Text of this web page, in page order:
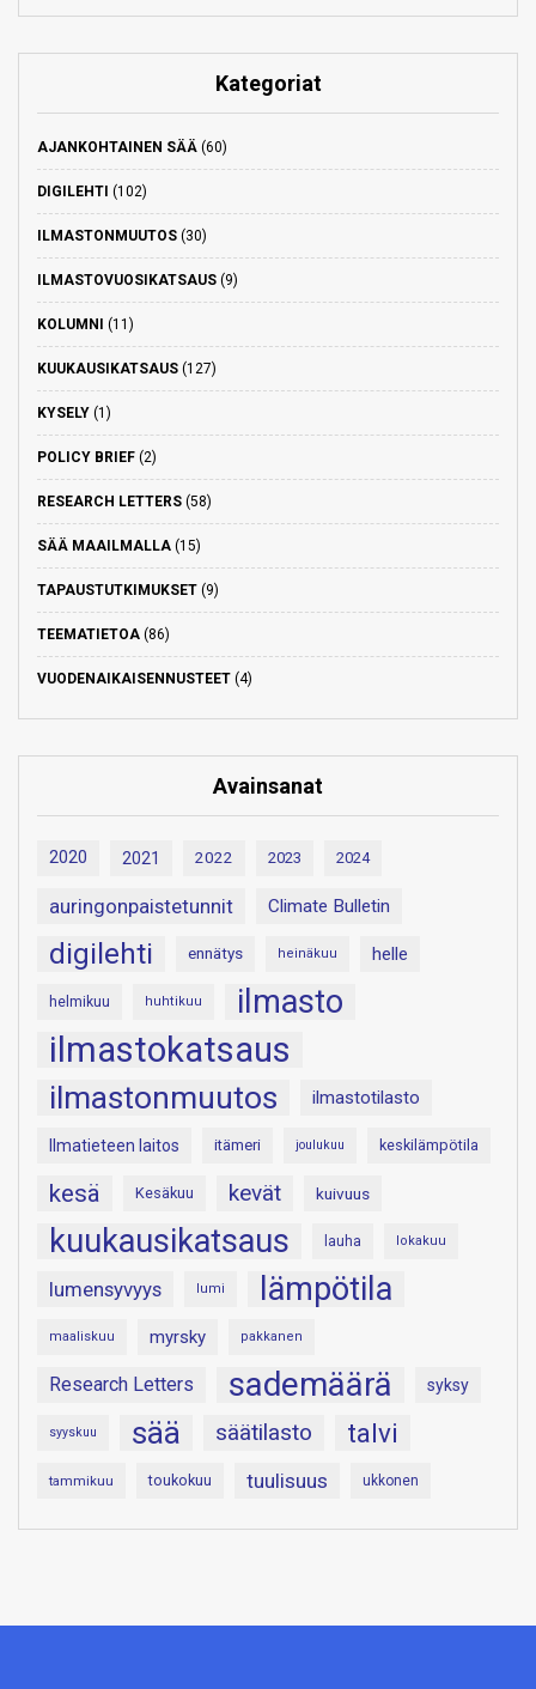
Kategoriat
AJANKOHTAINEN SÄÄ (60)
DIGILEHTI (102)
ILMASTONMUUTOS (30)
ILMASTOVUOSIKATSAUS (9)
KOLUMNI (11)
KUUKAUSIKATSAUS (127)
KYSELY (1)
POLICY BRIEF (2)
RESEARCH LETTERS (58)
SÄÄ MAAILMALLA (15)
TAPAUSTUTKIMUKSET (9)
TEEMATIETOA (86)
VUODENAIKAISENNUSTEET (4)
Avainsanat
2020 2021 2022 2023 2024
auringonpaistetunnit Climate Bulletin
digilehti ennätys heinäkuu helle
helmikuu huhtikuu ilmasto
ilmastokatsaus
ilmastonmuutos ilmastotilasto
Ilmatieteen laitos itämeri joulukuu keskilämpötila
kesä Kesäkuu kevät kuivuus
kuukausikatsaus lauha lokakuu
lumensyvyys lumi lämpötila
maaliskuu myrsky pakkanen
Research Letters sademäärä syksy
syyskuu sää säätilasto talvi
tammikuu toukokuu tuulisuus ukkonen